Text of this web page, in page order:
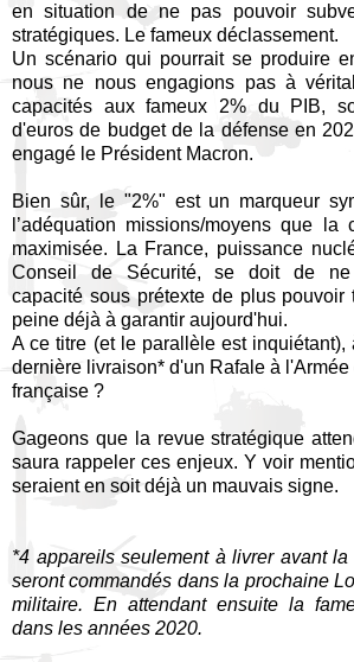
en situation de ne pas pouvoir
stratégiques. Le fameux déclassement.
Un scénario qui pourrait se produire
nous ne nous engagions pas à
capacités aux fameux 2% du PIB,
d'euros de budget de la défense en
engagé le Président Macron.
Bien sûr, le "2%" est un marqueur
l’adéquation missions/moyens que la
maximisée. La France, puissance
Conseil de Sécurité, se doit de ne
capacité sous prétexte de plus
peine déjà à garantir aujourd'hui.
A ce titre (et le parallèle est inquiétant),
dernière livraison* d'un Rafale à
française ?
Gageons que la revue stratégique
saura rappeler ces enjeux. Y voir
seraient en soit déjà un mauvais signe.
*4 appareils seulement à livrer avant
seront commandés dans la prochaine
militaire. En attendant ensuite la
dans les années 2020.